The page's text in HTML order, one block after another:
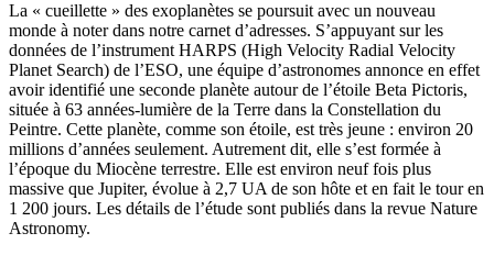
La « cueillette » des exoplanètes se poursuit avec un nouveau
monde à noter dans notre carnet d’adresses. S’appuyant sur les
données de l’instrument HARPS (High Velocity Radial Velocity
Planet Search) de l’ESO, une équipe d’astronomes annonce en effet
avoir identifié une seconde planète autour de l’étoile Beta Pictoris,
située à 63 années-lumière de la Terre dans la Constellation du
Peintre. Cette planète, comme son étoile, est très jeune : environ 20
millions d’années seulement. Autrement dit, elle s’est formée à
l’époque du Miocène terrestre. Elle est environ neuf fois plus
massive que Jupiter, évolue à 2,7 UA de son hôte et en fait le tour en
1 200 jours. Les détails de l’étude sont publiés dans la revue Nature
Astronomy.